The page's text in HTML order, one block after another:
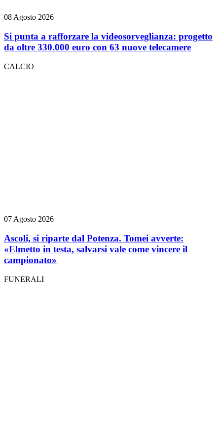
08 Agosto 2026
Si punta a rafforzare la videosorveglianza: progetto
da oltre 330.000 euro con 63 nuove telecamere
CALCIO
07 Agosto 2026
Ascoli, si riparte dal Potenza. Tomei avverte:
«Elmetto in testa, salvarsi vale come vincere il
campionato»
FUNERALI